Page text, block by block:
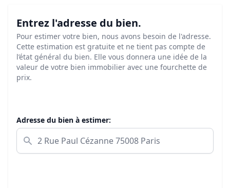
Entrez l'adresse du bien.
Pour estimer votre bien, nous avons besoin de l'adresse.
Cette estimation est gratuite et ne tient pas compte de
l’état général du bien. Elle vous donnera une idée de la
valeur de votre bien immobilier avec une fourchette de
prix.
Adresse du bien à estimer: